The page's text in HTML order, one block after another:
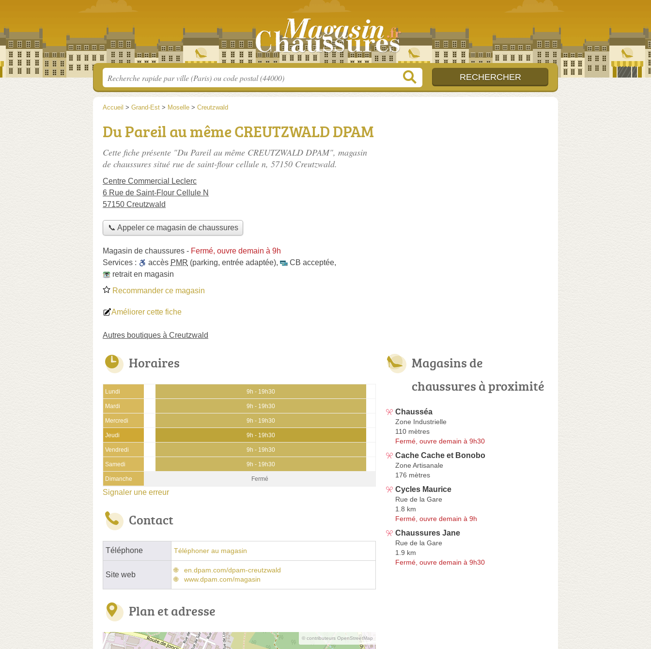
Accueil > Grand-Est > Moselle > Creutzwald
Du Pareil au même CREUTZWALD DPAM
Cette fiche présente "Du Pareil au même CREUTZWALD DPAM", magasin
de chaussures situé rue de saint-flour cellule n, 57150 Creutzwald.
Centre Commercial Leclerc
6 Rue de Saint-Flour Cellule N
57150 Creutzwald
📞 Appeler ce magasin de chaussures
Magasin de chaussures - Fermé, ouvre demain à 9h
Services :
accès PMR (parking, entrée adaptée), CB acceptée,
retrait en magasin
Recommander ce magasin
Améliorer cette fiche
Autres boutiques à Creutzwald
Horaires
Lundi 9h - 19h30
Mardi 9h - 19h30
Mercredi 9h - 19h30
Jeudi 9h - 19h30
Vendredi 9h - 19h30
Samedi 9h - 19h30
Dimanche Fermé
Signaler une erreur
Contact
Téléphone Téléphoner au magasin
Site web
en.dpam.com/dpam-creutzwald
www.dpam.com/magasin
Plan et adresse
© contributeurs OpenStreetMap
Magasins de
chaussures à proximité
Chausséa
Zone Industrielle
110 mètres
Fermé, ouvre demain à 9h30
Cache Cache et Bonobo
Zone Artisanale
176 mètres
Cycles Maurice
Rue de la Gare
1.8 km
Fermé, ouvre demain à 9h
Chaussures Jane
Rue de la Gare
1.9 km
Fermé, ouvre demain à 9h30